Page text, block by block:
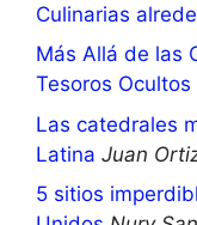
Culinarias
Más Allá de las
Tesoros
Las catedrales
Latina Juan
5 sitios